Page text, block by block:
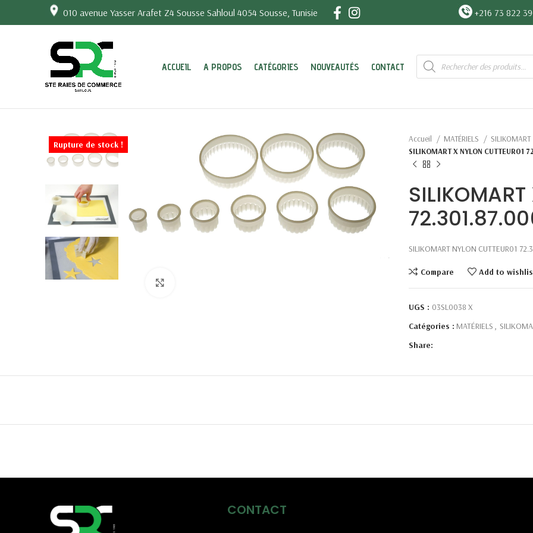
010 avenue Yasser Arafet Z4 Sousse Sahloul 4054 Sousse, Tunisie +216 73 822
ACCUEIL A PROPOS CATÉGORIES NOUVEAUTÉS CONTACT
Recherche
de
produits
Rupture de stock !
Accueil MATÉRIELS
SILIKOMART
SILIKOMART X NYLON
SILIKOMART NYLON CUTTEUR01
Compare Add to
UGS : 03SL0038 X
Catégories : MATÉRIELS ,
Share:
CONTACT